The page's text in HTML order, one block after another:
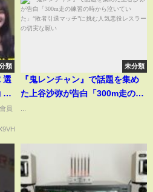
類
選
娛
員
未分類
『鬼レンチャン』で話題を集め
た上谷沙弥が告白「300m走の練